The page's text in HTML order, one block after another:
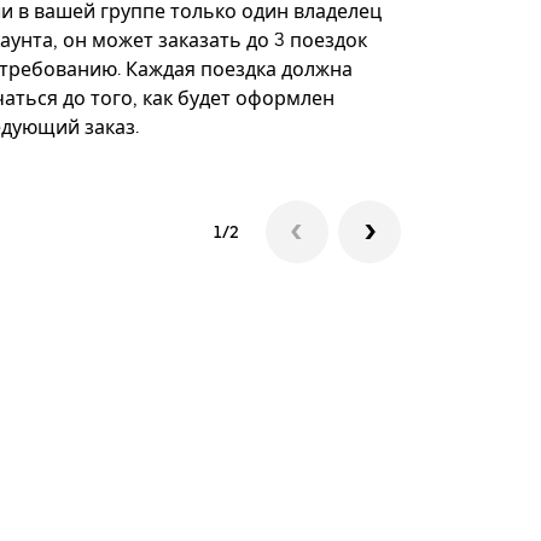
в вашей группе только один владелец
он может заказать до 3 поездок
Каждая поездка должна
до того, как будет оформлен
заказ.
1/2